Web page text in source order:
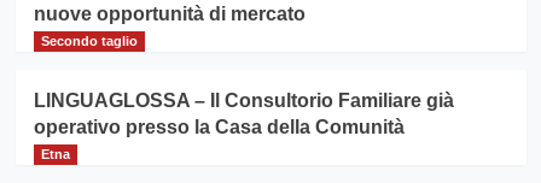
nuove opportunità di mercato
Secondo taglio
LINGUAGLOSSA – Il Consultorio Familiare già
operativo presso la Casa della Comunità
Etna